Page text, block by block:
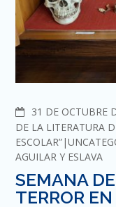
31 DE OCTUBRE
DE LA LITERATURA
ESCOLAR”
AGUILAR Y ESLAVA
SEMANA
TERROR